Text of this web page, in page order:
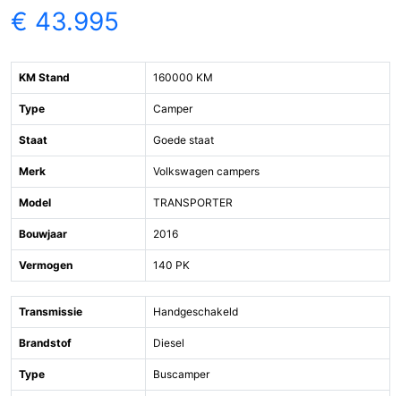
€ 43.995
KM Stand 160000 KM
Type Camper
Staat Goede staat
Merk Volkswagen campers
Model TRANSPORTER
Bouwjaar 2016
Vermogen 140 PK
Transmissie Handgeschakeld
Brandstof Diesel
Type Buscamper